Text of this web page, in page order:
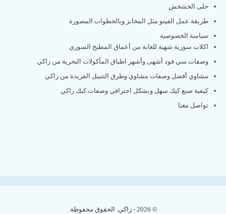
حلى الخشخش
طريقة عمل الفينو مثل المخابز وبالخطوات المصورة
سياسة الخصوصية
اكلات سورية شهية للغاية من أعماق المطبخ السوري
وصفات سي فود أشهى وأشهر اطباق المأكولات البحرية من زاكي
مشاوي أفضل وصفات مشاوي وطرق التتبيل الفريدة من زاكي
كيفية صنع كيك سهل وبشكل احترافي وصفات كيك زاكي
تواصل معنا
© 2026 - زاكي. الحقوق محفوظة.